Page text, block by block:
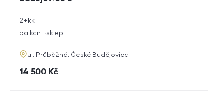
rozměry
dispozice
2+kk
funkce
balkon sklep
adresa
ul. Průběžná, České Budějovice
cena
14 500 Kč